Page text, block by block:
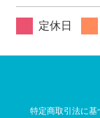
定休日
特定商取引法に基